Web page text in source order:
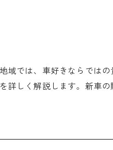
域では、車好きならではの
詳しく解説します。新車の